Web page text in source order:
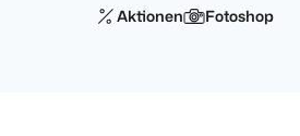
Aktionen Fotoshop